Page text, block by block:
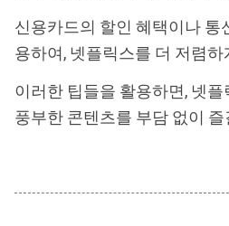
신용카드의 할인 혜택이나 통
용하여, 넷플릭스를 더 저렴
이러한 팁들을 활용하면, 넷
풍부한 콘텐츠를 부담 없이